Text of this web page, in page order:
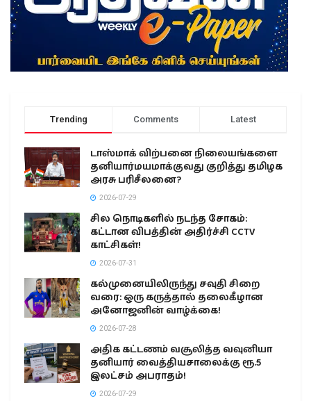
Trending Comments Latest
டாஸ்மாக் விற்பனை நிலையங்களை
தனியார்மயமாக்குவது குறித்து தமிழக
அரசு பரிசீலனை?
2026-07-29
சில நொடிகளில் நடந்த சோகம்:
கட்டான விபத்தின் அதிர்ச்சி CCTV
காட்சிகள்!
2026-07-31
கல்முனையிலிருந்து சவுதி சிறை
வரை: ஒரு கருத்தால் தலைகீழான
அனோஜனின் வாழ்க்கை!
2026-07-28
அதிக கட்டணம் வசூலித்த வவுனியா
தனியார் வைத்தியசாலைக்கு ரூ.5
இலட்சம் அபராதம்!
2026-07-29